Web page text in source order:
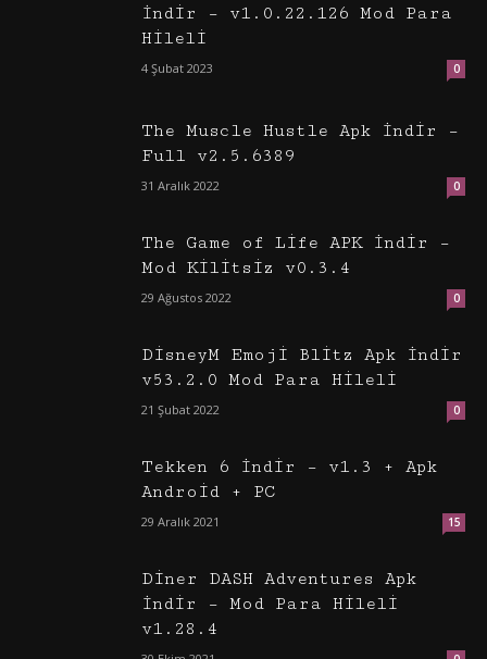
İndir – v1.0.22.126 Mod Para
Hileli
4 Şubat 2023 0
The Muscle Hustle Apk İndir –
Full v2.5.6389
31 Aralık 2022 0
The Game of Life APK İndir –
Mod Kilitsiz v0.3.4
29 Ağustos 2022 0
DisneyM Emoji Blitz Apk İndir
v53.2.0 Mod Para Hileli
21 Şubat 2022 0
Tekken 6 İndir – v1.3 + Apk
Android + PC
29 Aralık 2021 15
Diner DASH Adventures Apk
İndir – Mod Para Hileli
v1.28.4